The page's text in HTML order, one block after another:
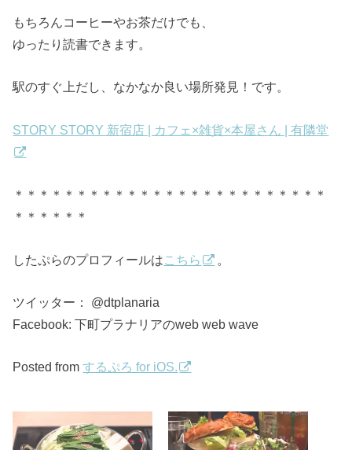
もちろんコーヒーやお茶だけでも、
ゆったり読書できます。
駅のすぐ上だし、なかなか良い場所発見！です。
STORY STORY 新宿店 | カフェ×雑貨×本屋さん | 有隣堂
＊＊＊＊＊＊＊＊＊＊＊＊＊＊＊＊＊＊＊＊＊＊＊＊＊
＊＊＊＊＊＊
したぷらのプロフィールは こちら
ツイッター： @dtplanaria
Facebook: 下町プラナリアのweb web wave
Posted fromするぷろ for iOS.